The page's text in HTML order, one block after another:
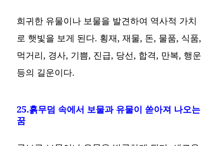
희귀한 유물이나 보물을 발견하여 역사적 가치
로 햇빛을 보게 된다. 횡재, 재물, 돈, 물품, 식품,
먹거리, 경사, 기쁨, 진급, 당선, 합격, 만복, 행운
등의 길운이다.
25.흙무덤 속에서 보물과 유물이 쏟아져 나오는
꿈